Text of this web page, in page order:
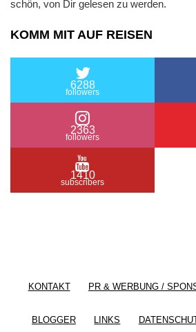
schön, von Dir gelesen zu werden.
KOMM MIT AUF REISEN
6288
followers
2363
followers
1410
subscribers
KONTAKT PR & WERBUNG /
BLOGGER LINKS